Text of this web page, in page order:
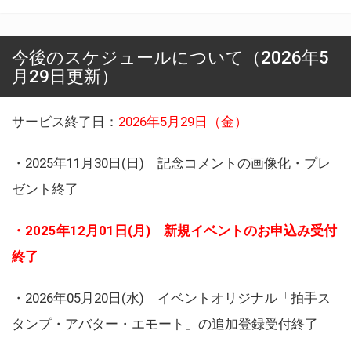
今後のスケジュールについて（2026年5
月29日更新）
サービス終了日： 2026年5月29日（金）
・2025年11月30日(日) 記念コメントの画像化・プレ
ゼント終了
・2025年12月01日(月) 新規イベントのお申込み受付
終了
・2026年05月20日(水) イベントオリジナル「拍手ス
タンプ・アバター・エモート」の追加登録受付終了